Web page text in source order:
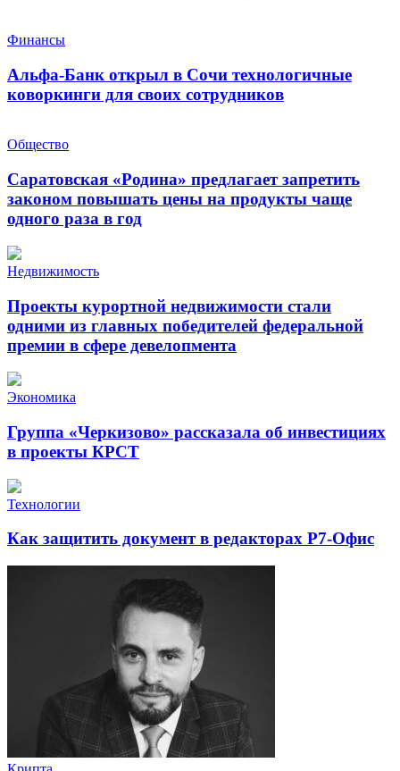
Финансы
Альфа-Банк открыл в Сочи технологичные
коворкинги для своих сотрудников
Общество
Саратовская «Родина» предлагает запретить
законом повышать цены на продукты чаще
одного раза в год
Недвижимость
Проекты курортной недвижимости стали
одними из главных победителей федеральной
премии в сфере девелопмента
Экономика
Группа «Черкизово» рассказала об инвестициях
в проекты КРСТ
Технологии
Как защитить документ в редакторах Р7-Офис